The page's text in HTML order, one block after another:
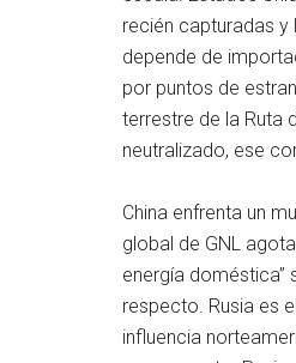
recién capturadas
depende de
por puntos de
terrestre de la Ruta
neutralizado, ese
China enfrenta un
global de GNL
energía doméstica”
respecto. Rusia es
influencia